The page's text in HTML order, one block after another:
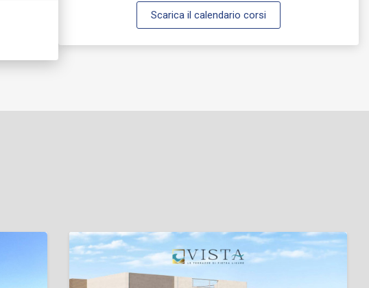
Scarica il calendario corsi